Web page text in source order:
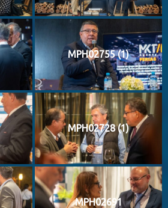
MPH02755 (1)
MPH02728 (1)
MPH02691